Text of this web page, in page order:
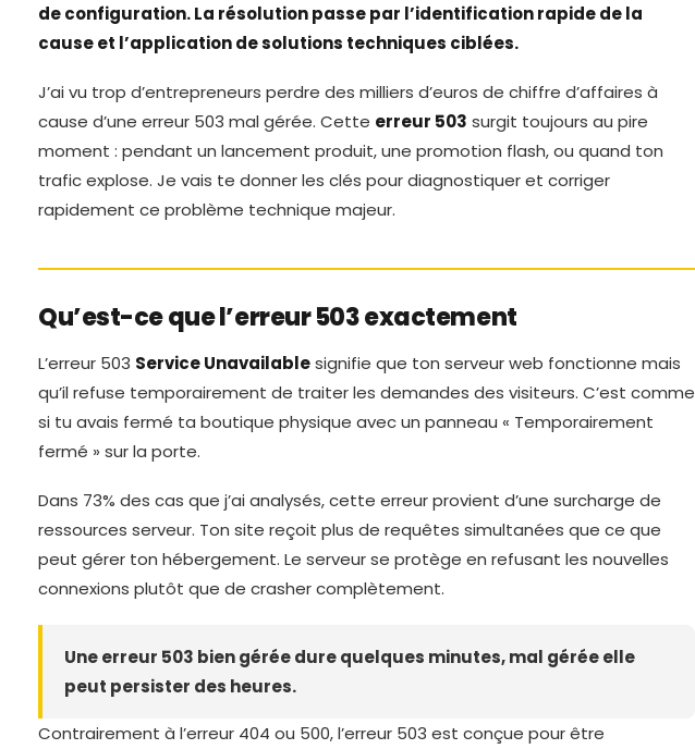
de configuration. La résolution passe par l’identification rapide de la
cause et l’application de solutions techniques ciblées.
J’ai vu trop d’entrepreneurs perdre des milliers d’euros de chiffre d’affaires à
cause d’une erreur 503 mal gérée. Cette erreur 503 surgit toujours au pire
moment : pendant un lancement produit, une promotion flash, ou quand ton
trafic explose. Je vais te donner les clés pour diagnostiquer et corriger
rapidement ce problème technique majeur.
Qu’est-ce que l’erreur 503 exactement
L’erreur 503 Service Unavailablesignifie que ton serveur web fonctionne mais
qu’il refuse temporairement de traiter les demandes des visiteurs. C’est comme
si tu avais fermé ta boutique physique avec un panneau « Temporairement
fermé » sur la porte.
Dans 73% des cas que j’ai analysés, cette erreur provient d’une surcharge de
ressources serveur. Ton site reçoit plus de requêtes simultanées que ce que
peut gérer ton hébergement. Le serveur se protège en refusant les nouvelles
connexions plutôt que de crasher complètement.
Une erreur 503 bien gérée dure quelques minutes, mal gérée elle
peut persister des heures.
Contrairement à l’erreur 404 ou 500, l’erreur 503 est conçue pour être